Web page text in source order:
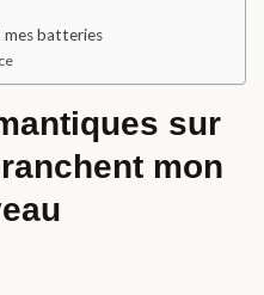
mes batteries
sur
mon